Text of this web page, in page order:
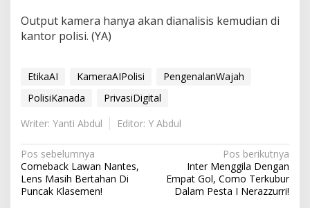
Output kamera hanya akan dianalisis kemudian di
kantor polisi. (YA)
EtikaAI KameraAIPolisi
PengenalanWajah
PolisiKanada
PrivasiDigital
Writer: Yanti Abdul
Editor: Y Abdul
N
a
v
Pos sebelumnya
Comeback Lawan Nantes,
Lens Masih Bertahan Di
Puncak Klasemen!
Pos berikutnya
Inter Menggila Dengan
Empat Gol, Como Terkubur
Dalam Pesta I Nerazzurri!